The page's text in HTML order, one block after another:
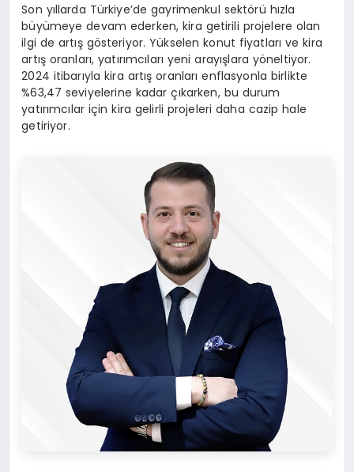
Son yıllarda Türkiye’de gayrimenkul sektörü hızla
büyümeye devam ederken, kira getirili projelere olan
ilgi de artış gösteriyor. Yükselen konut fiyatları ve kira
artış oranları, yatırımcıları yeni arayışlara yöneltiyor.
2024 itibarıyla kira artış oranları enflasyonla birlikte
%63,47 seviyelerine kadar çıkarken, bu durum
yatırımcılar için kira gelirli projeleri daha cazip hale
getiriyor.